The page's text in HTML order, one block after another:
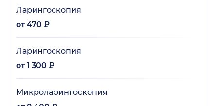
Ларингоскопия
от 470 ₽
Ларингоскопия
от 1 300 ₽
Микроларингоскопия